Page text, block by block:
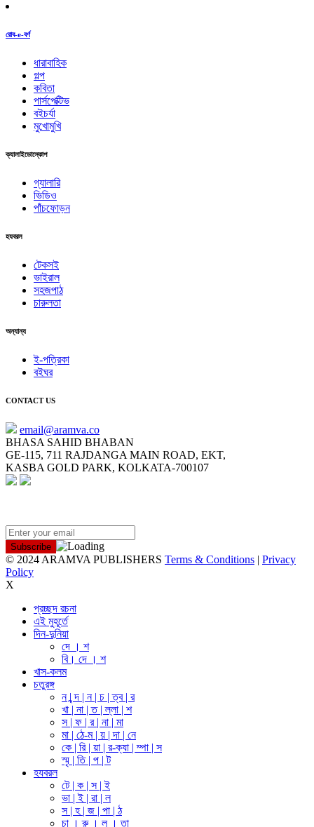
রোব-e-বর্ণ
ধারাবাহিক
গল্প
কবিতা
পার্সপেক্টিভ
বইচর্যা
মুখোমুখি
ক্যালাইডোস্কোপ
গ্যালারি
ভিডিও
পাঁচফোড়ন
হযবরল
টেকসই
ভাইরাল
সহজপাঠ
চারুলতা
অন্যান্য
ই-পত্রিকা
বইঘর
CONTACT US
email@aramva.co
BHASA SAHID BHABAN
GE-115, 711 RAJDANGA MAIN ROAD, EKT,
KASBA GOLD PARK, KOLKATA-700107
© 2024 ARAMVA PUBLISHERS Terms & Conditions | Privacy
Policy
X
প্রচ্ছদ রচনা
এই মুহূর্তে
দিন-দুনিয়া
দে । শ
বি। দে । শ
খাস-কলম
চতুরঙ্গ
ন | ন্দ | ন | চ | ত্ব | র
খা | না | ত | ল্লা | শ
স | ফ | র | না | মা
মা | ঠে-ম | য় | দা | নে
কে | রি | য়া | র-ক্যা | ম্পা | স
স্মৃ | তি | প | ট
হযবরল
টে | ক | স | ই
ভা | ই | রা | ল
স | হ | জ | পা | ঠ
চা । রু । ল । তা